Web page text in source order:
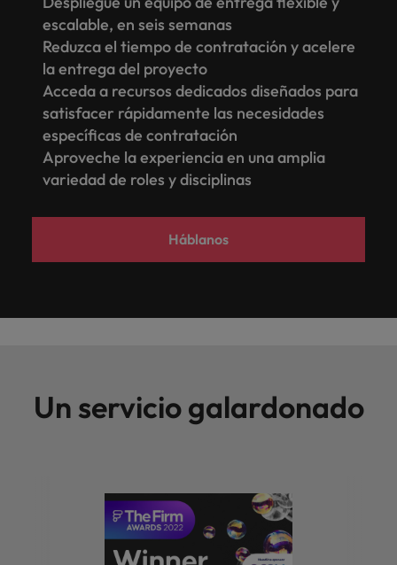
escalable, en seis semanas
Reduzca el tiempo de contratación y acelere
la entrega del proyecto
Acceda a recursos dedicados diseñados para
satisfacer rápidamente las necesidades
específicas de contratación
Aproveche la experiencia en una amplia
variedad de roles y disciplinas
Háblanos
Un servicio galardonado